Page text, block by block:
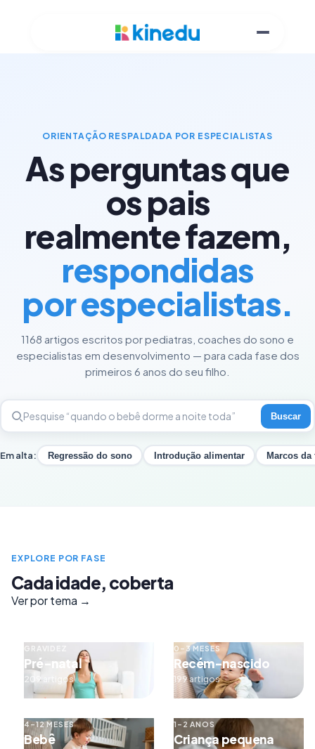
ORIENTAÇÃO RESPALDADA POR ESPECIALISTAS
As perguntas que
os pais
realmente fazem,
respondidas
por especialistas.
1168 artigos escritos por pediatras, coaches do sono e
especialistas em desenvolvimento — para cada fase dos
primeiros 6 anos do seu filho.
Buscar
Em alta: Regressão do sono Introdução alimentar Marcos da
EXPLORE POR FASE
Cada idade, coberta
Ver por tema →
GRAVIDEZ
Pré-natal
209 artigos
0–3 MESES
Recém-nascido
199 artigos
4–12 MESES
Bebê
1–2 ANOS
Criança pequena